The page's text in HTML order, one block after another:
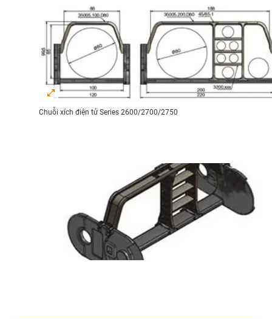
Chuỗi xích điện tử Series 2600/2700/2750